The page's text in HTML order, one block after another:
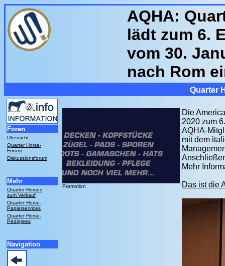
AQHA:
lädt zum 6.
vom 30.
nach Rom
Quarter
Foren
Übersicht
Quarter Horse-
Forum
Diskussionsforum
Mehr
Quarter Horses
zum Verkauf
Quarter Horse-
Papierservices
Quarter Horse-
Pedigrees
Navigation
Promotion
Die
2020 zum
AQHA-
mit dem
Mehr
Das ist die